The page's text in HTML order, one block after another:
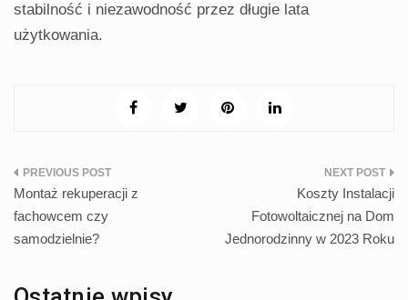
stabilność i niezawodność przez długie lata
użytkowania.
Nawigacja
wpisu
Montaż rekuperacji z
fachowcem czy
samodzielnie?
Koszty Instalacji
Fotowoltaicznej na Dom
Jednorodzinny w 2023 Roku